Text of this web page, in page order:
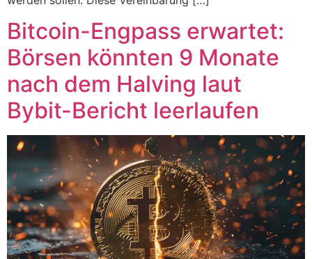
Bitcoin-Engpass erwartet:
Börsen könnten 9 Monate
nach dem Halving laut
Bybit-Bericht leerlaufen